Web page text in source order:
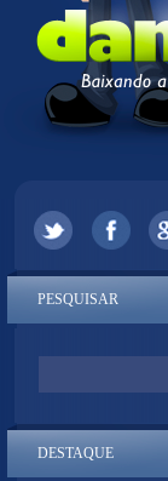
PESQUISAR
DESTAQUE